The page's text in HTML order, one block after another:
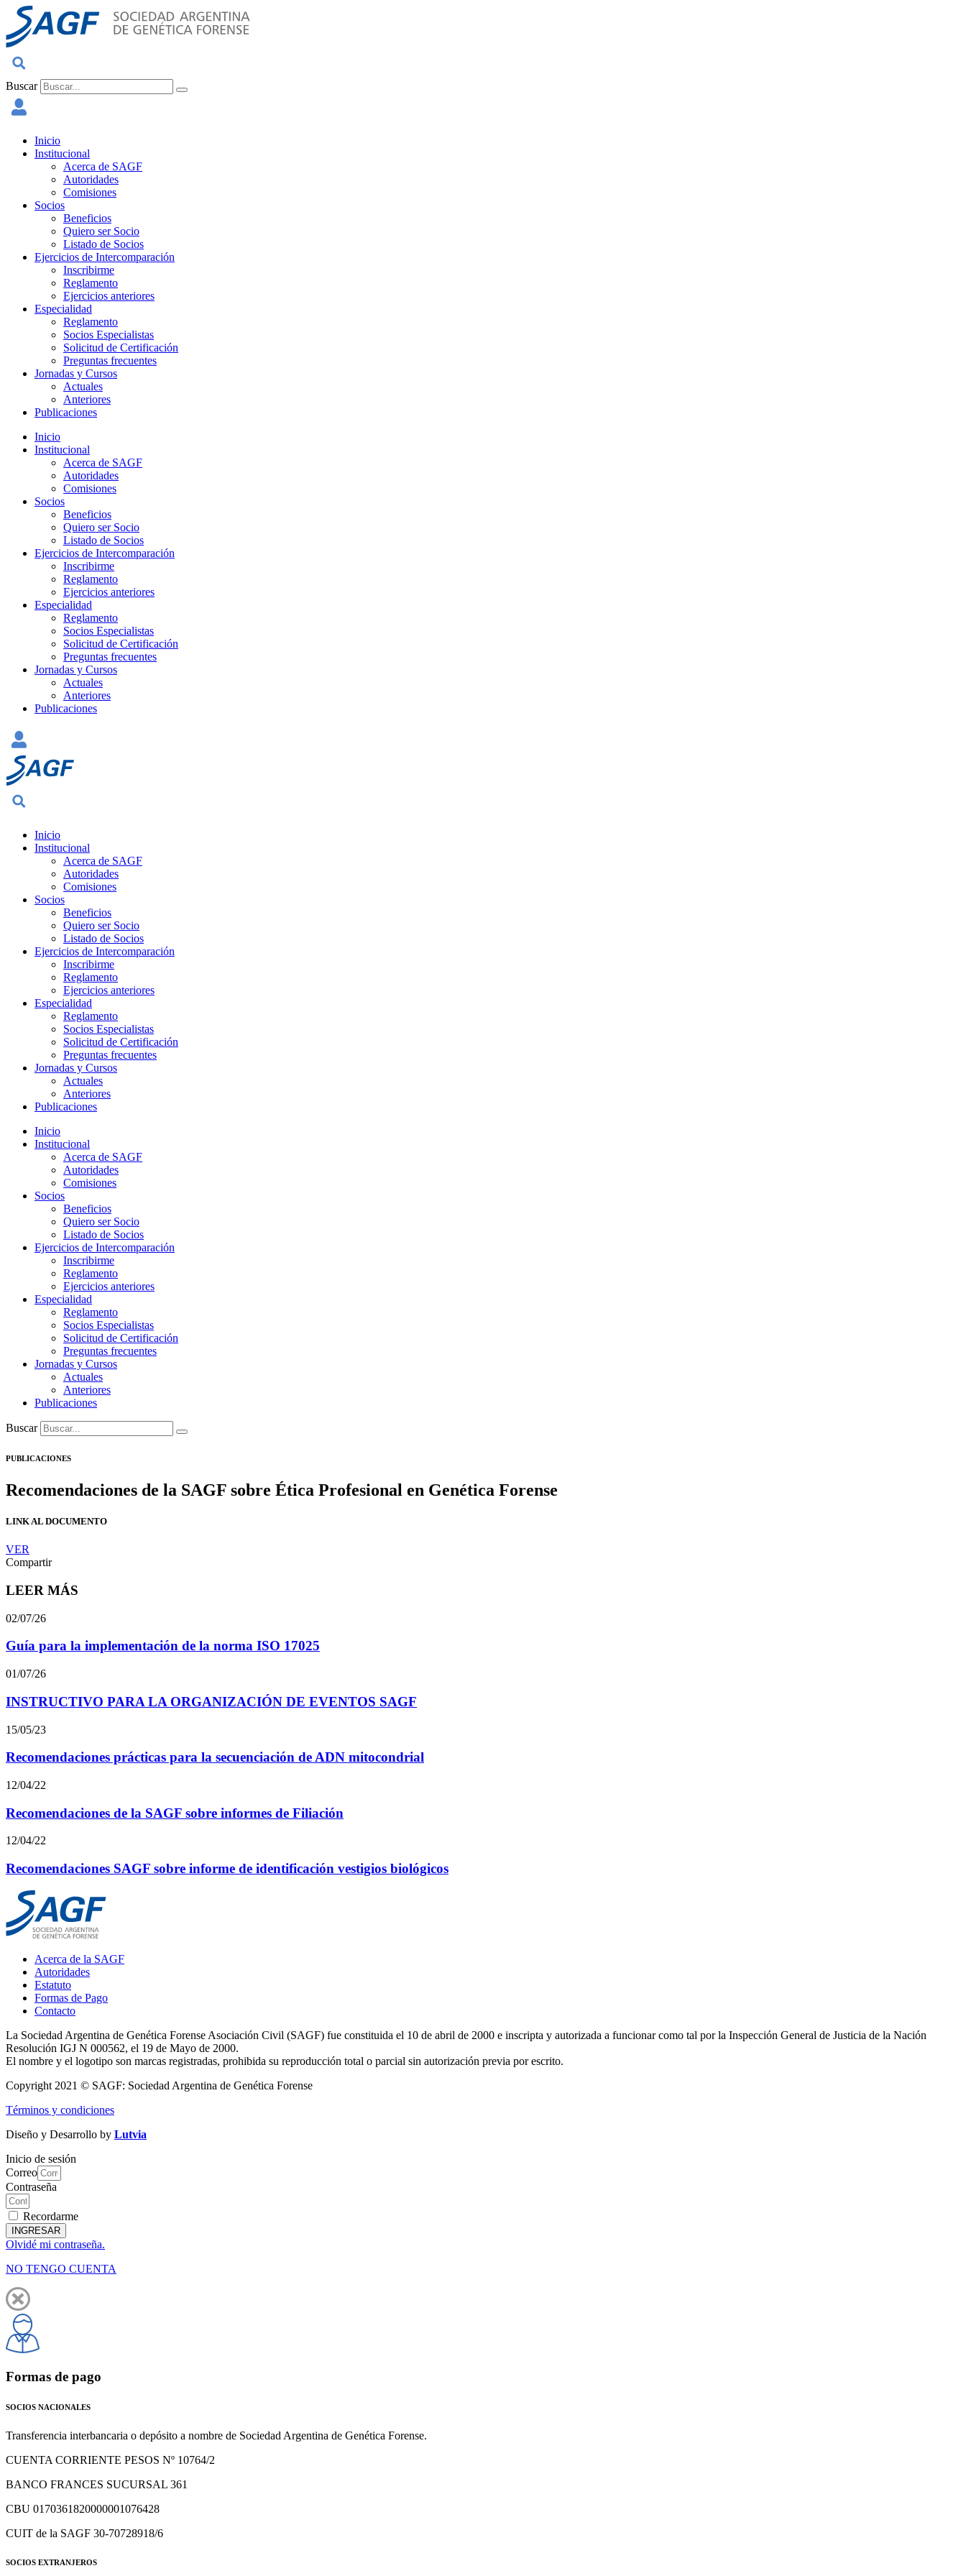
contenido
Buscar
Inicio
Institucional
Acerca de SAGF
Autoridades
Comisiones
Socios
Beneficios
Quiero ser Socio
Listado de Socios
Ejercicios de Intercomparación
Inscribirme
Reglamento
Ejercicios anteriores
Especialidad
Reglamento
Socios Especialistas
Solicitud de Certificación
Preguntas frecuentes
Jornadas y Cursos
Actuales
Anteriores
Publicaciones
Inicio
Institucional
Acerca de SAGF
Autoridades
Comisiones
Socios
Beneficios
Quiero ser Socio
Listado de Socios
Ejercicios de Intercomparación
Inscribirme
Reglamento
Ejercicios anteriores
Especialidad
Reglamento
Socios Especialistas
Solicitud de Certificación
Preguntas frecuentes
Jornadas y Cursos
Actuales
Anteriores
Publicaciones
Inicio
Institucional
Acerca de SAGF
Autoridades
Comisiones
Socios
Beneficios
Quiero ser Socio
Listado de Socios
Ejercicios de Intercomparación
Inscribirme
Reglamento
Ejercicios anteriores
Especialidad
Reglamento
Socios Especialistas
Solicitud de Certificación
Preguntas frecuentes
Jornadas y Cursos
Actuales
Anteriores
Publicaciones
Inicio
Institucional
Acerca de SAGF
Autoridades
Comisiones
Socios
Beneficios
Quiero ser Socio
Listado de Socios
Ejercicios de Intercomparación
Inscribirme
Reglamento
Ejercicios anteriores
Especialidad
Reglamento
Socios Especialistas
Solicitud de Certificación
Preguntas frecuentes
Jornadas y Cursos
Actuales
Anteriores
Publicaciones
Buscar
PUBLICACIONES
Recomendaciones de la SAGF sobre Ética Profesional en Genética Forense
LINK AL DOCUMENTO
VER
Compartir
LEER MÁS
02/07/26
Guía para la implementación de la norma ISO 17025
01/07/26
INSTRUCTIVO PARA LA ORGANIZACIÓN DE EVENTOS SAGF
15/05/23
Recomendaciones prácticas para la secuenciación de ADN mitocondrial
12/04/22
Recomendaciones de la SAGF sobre informes de Filiación
12/04/22
Recomendaciones SAGF sobre informe de identificación vestigios biológicos
Main
Menu
Acerca de la SAGF
Autoridades
Estatuto
Formas de Pago
Contacto
La Sociedad Argentina de Genética Forense Asociación Civil (SAGF) fue constituida el 10 de abril de 2000 e inscripta y autorizada a funcionar como tal por la Inspección General de Justicia de la Nación
Resolución IGJ N 000562, el 19 de Mayo de 2000.
El nombre y el logotipo son marcas registradas, prohibida su reproducción total o parcial sin autorización previa por escrito.
Copyright 2021 © SAGF: Sociedad Argentina de Genética Forense
Términos y condiciones
Diseño y Desarrollo by Lutvia
Inicio de sesión
Correo
Contraseña
Recordarme
INGRESAR
Olvidé mi contraseña.
NO TENGO CUENTA
Formas de pago
SOCIOS NACIONALES
Transferencia interbancaria o depósito a nombre de Sociedad Argentina de Genética Forense.
CUENTA CORRIENTE PESOS Nº 10764/2
BANCO FRANCES SUCURSAL 361
CBU 0170361820000001076428
CUIT de la SAGF 30-70728918/6
SOCIOS EXTRANJEROS